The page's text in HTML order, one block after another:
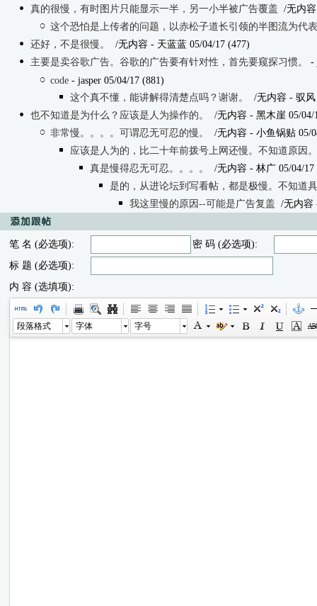
真的很慢，有时图片只能显示一半，另一小半被广告覆盖 /无内容
这个恐怕是上传者的问题，以赤松子道长引领的半图流为代
还好，不是很慢。
/无内容 - 天蓝蓝 05/04/17 (477)
主要是卖谷歌广告。谷歌的广告要有针对性，首先要窥探习惯。
-
code - jasper 05/04/17 (881)
这个真不懂，能讲解得清楚点吗？谢谢。
/无内容 - 驭风
也不知道是为什么？应该是人为操作的。
/无内容 - 黑木崖 05/04/
非常慢。。。。可谓忍无可忍的慢。
/无内容 - 小鱼锅贴 05/
应该是人为的，比二十年前拨号上网还慢。不知道原因。
真是慢得忍无可忍。。。。
/无内容 - 林广 05/04/17
是的，从进论坛到写看帖，都是极慢。不知道
我这里慢的原因--可能是广告复盖 /无内容
笔 名 (必选项):
密 码 (必选项):
标 题 (必选项):
内 容 (选填项):
段落格式 字体 字号